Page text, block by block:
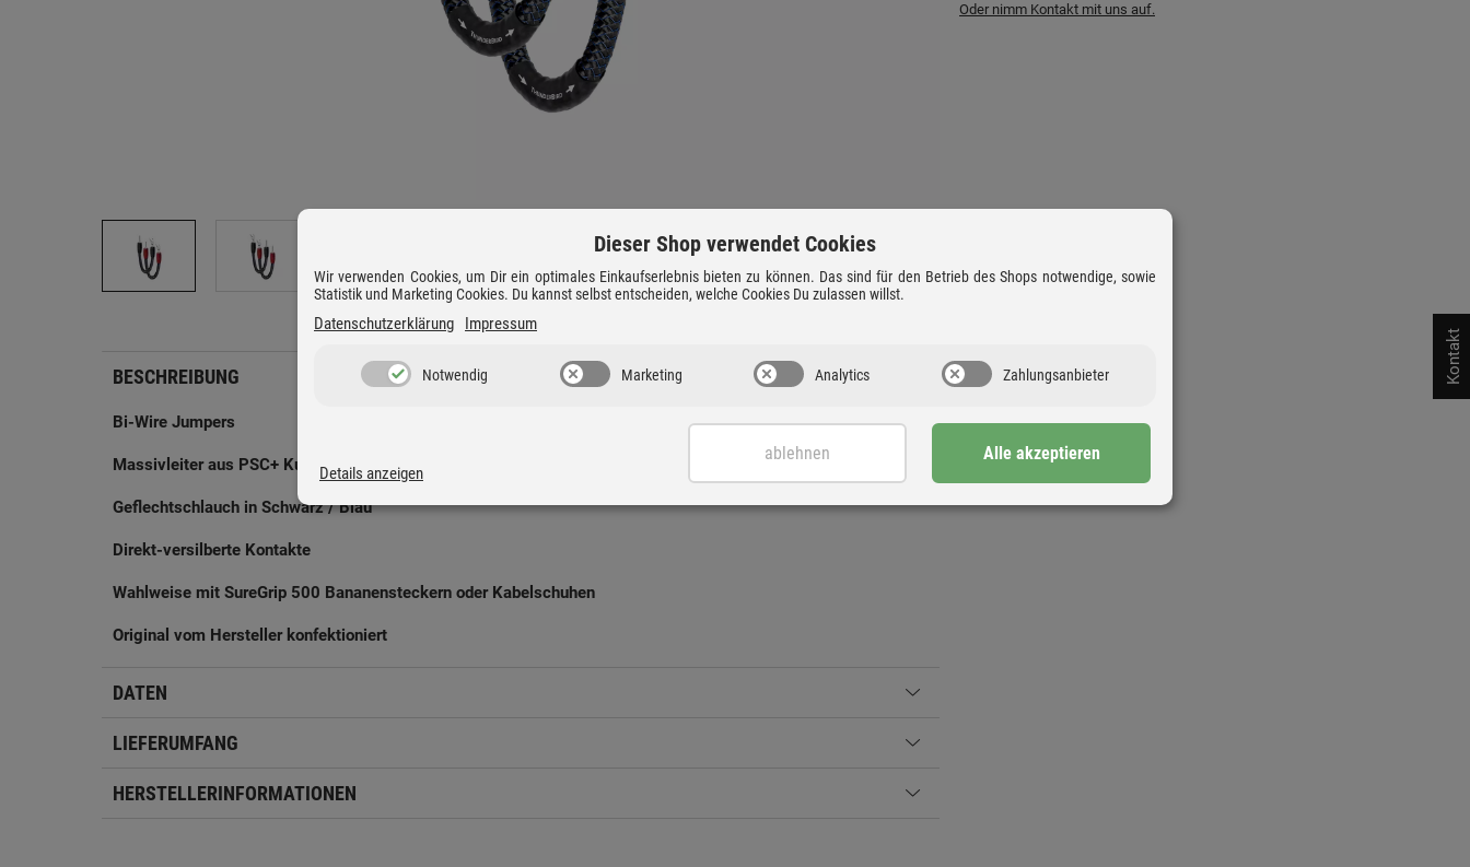
BESCHREIBUNG
Bi-Wire Jumpers
Massivleiter aus PSC+ Kupfer
Geflechtschlauch in Schwarz / Blau
Direkt-versilberte Kontakte
Wahlweise mit SureGrip 500 Bananensteckern oder Kabelschuhen
Original vom Hersteller konfektioniert
DATEN
LIEFERUMFANG
HERSTELLERINFORMATIONEN
Oder nimm Kontakt mit uns auf.
Kontakt
Dieser Shop verwendet Cookies
Wir verwenden Cookies, um Dir ein optimales Einkaufserlebnis bieten zu können. Das sind für den Betrieb des Shops notwendige, sowie
Statistik und Marketing Cookies. Du kannst selbst entscheiden, welche Cookies Du zulassen willst.
Datenschutzerklärung Impressum
Notwendig Marketing Analytics Zahlungsanbieter
Details anzeigen
ablehnen Alle akzeptieren